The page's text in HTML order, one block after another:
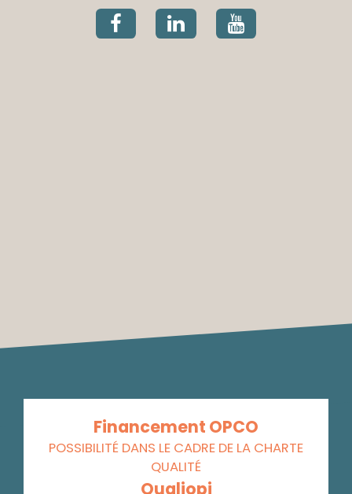
Financement OPCO
POSSIBILITÉ DANS LE CADRE DE LA CHARTE
QUALITÉ
Qualiopi